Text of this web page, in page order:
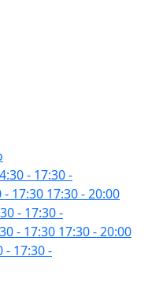
- 17:30-
- 17:30 17:30 - 20:00
- 17:30-
- 17:30 17:30 - 20:00
- 17:30-